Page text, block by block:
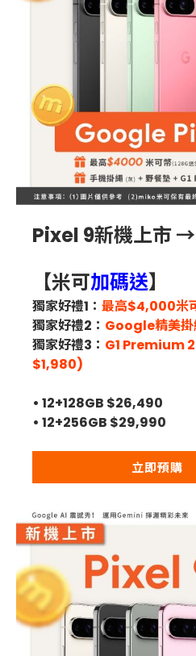
Pixel 9新機上市 →
【米可加碼送】
獨家好禮1： 最高$4,000米
獨家好禮2： Google精美掛
獨家好禮3： G1 Premium
$1,980)
• 12+128GB $26,490
• 12+256GB $29,990
立即預購